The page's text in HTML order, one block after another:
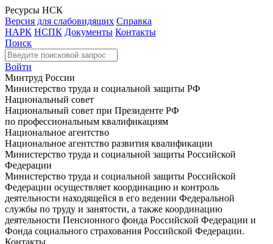
Ресурсы НСК
Версия для слабовидящих Справка
НАРК НСПК Документы Контакты
Поиск
Войти
Минтруд России
Министерство труда и социальной защиты РФ
Национальный совет
Национальный совет при Президенте РФ
по профессиональным квалификациям
Национальное агентство
Национальное агентство развития квалификации
Министерство труда и социальной защиты Российской
Федерации
Министерство труда и социальной защиты Российской
Федерации осуществляет координацию и контроль
деятельности находящейся в его ведении Федеральной
службы по труду и занятости, а также координацию
деятельности Пенсионного фонда Российской Федерации и
Фонда социального страхования Российской Федерации.
Контакты